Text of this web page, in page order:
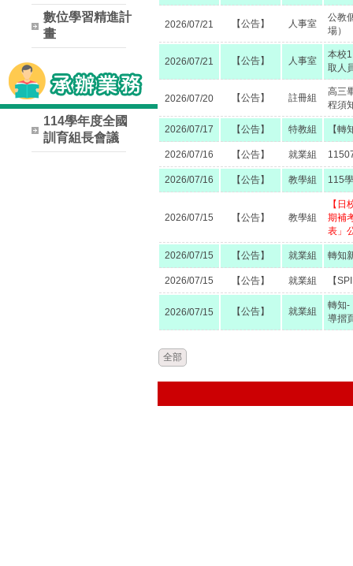
數位學習精進計
畫
114學年度全國
訓育組長會議
2026/07/21 【公告】 人事室
公教
場）
2026/07/21 【公告】 人事室
本校
取人
2026/07/20 【公告】 註冊組
高三
程須
2026/07/17 【公告】 特教組 【
2026/07/16 【公告】 就業組
2026/07/16 【公告】 教學組 115
2026/07/15 【公告】 教學組
【
期補
表」
2026/07/15 【公告】 就業組 轉知
2026/07/15 【公告】 就業組 【
2026/07/15 【公告】 就業組
轉知-
導摺
全部